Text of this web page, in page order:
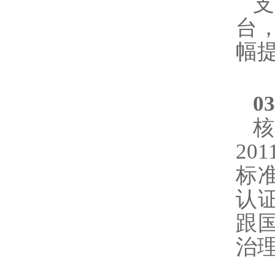
台
幅
标
认
跟
治